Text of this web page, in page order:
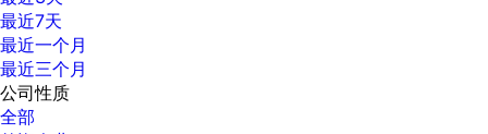
最近7天
最近一个月
最近三个月
公司性质
全部